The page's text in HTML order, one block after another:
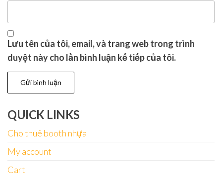
Lưu tên của tôi, email, và trang web trong trình
duyệt này cho lần bình luận kế tiếp của tôi.
QUICK LINKS
Cho thuê booth nhựa
My account
Cart